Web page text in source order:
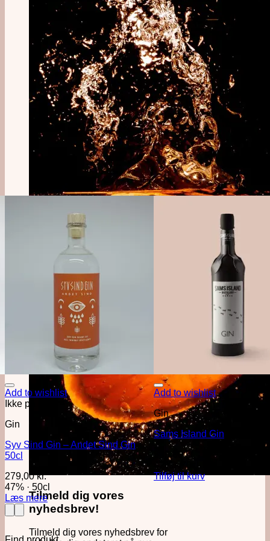
Tilmeld dig vores
nyhedsbrev!
Tilmeld dig vores nyhedsbrev for
Add to wishlist
Ikke på lager
Gin
Syv Sind Gin – Andet Sind Gin
50cl
279,00kr.
47%· 50cl
Læs mere
Add to wishlist
Gin
Sams Island Gin
399,00kr.
42% ·
70cl
Tilføj til kurv